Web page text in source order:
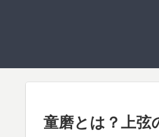
童磨とは？上弦